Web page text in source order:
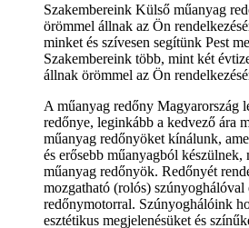
Szakembereink Külső műanyag
örömmel állnak az Ön
minket és szívesen segítünk Pest
Szakembereink több, mint két
állnak örömmel az Ön
A műanyag redőny Magyarország
redőnye, leginkább a kedvező ára
műanyag redőnyöket kínálunk,
és erősebb műanyagból készülnek,
műanyag redőnyök. Redőnyét
mozgatható (rolós) szúnyoghálóval
redőnymotorral. Szúnyoghálóink
esztétikus megjelenésüket és